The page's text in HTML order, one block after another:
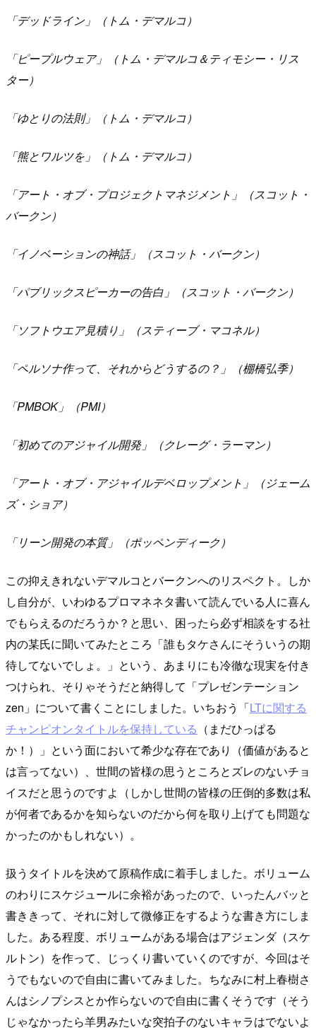
「デッドライン」（トム・デマルコ）
「ピープルウェア」（トム・デマルコ＆ティモシー・リス
ター）
「ゆとりの法則」（トム・デマルコ）
「熊とワルツを」（トム・デマルコ）
「アート・オブ・プロジェクトマネジメント」（スコット・
バークン）
「イノベーションの神話」（スコット・バークン）
「パブリックスピーカーの告白」（スコット・バークン）
「ソフトウエア見積り」（スティーブ・マコネル）
「ペルソナ作って、それからどうするの？」（棚橋弘季）
「PMBOK」（PMI）
「初めてのアジャイル開発」（クレーグ・ラーマン）
「アート・オブ・アジャイルデベロップメント」（ジェーム
ズ・ショア）
「リーン開発の本質」（ポッペンディーク）
この抑えきれないデマルコとバークンへのリスペクト。しか
し自分が、いわゆるプロマネネタ書いて読んでいる人に喜ん
でもらえるのだろうか？と思い、困ったら必ず相談をする社
内の某氏に聞いてみたところ「誰もタケさんにそういうの期
待してないでしょ。」という、あまりにも冷徹な現実を付き
つけられ、そりゃそうだと納得して「プレゼンテーション
zen」について書くことにしました。いちおう「LTに関する
チャンピオンタイトルを保持している （まだひっぱる
か！）」という面において希少な存在であり（価値があると
は言ってない）、世間の皆様の思うところとズレのないチョ
イスだと思うのですよ（しかし世間の皆様の圧倒的多数は私
が何者であるかを知らないのだから何を取り上げても問題な
かったのかもしれない）。
扱うタイトルを決めて原稿作成に着手しました。ボリューム
のわりにスケジュールに余裕があったので、いったんバッと
書ききって、それに対して微修正をするような書き方にしま
した。ある程度、ボリュームがある場合はアジェンダ（スケ
ルトン）を作って、じっくり書いていくのですが、今回はそ
うでもないので自由に書いてみました。ちなみに村上春樹さ
んはシノプシスとか作らないので自由に書くそうです（そう
じゃなかったら羊男みたいな突拍子のないキャラはでないよ